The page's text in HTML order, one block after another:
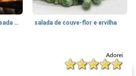
menina e a couve-flor assada de cabra salada de couve-flor e ervilha
Adorei